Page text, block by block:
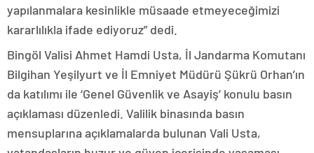
yapılanmalara kesinlikle müsaade etmeyeceğimizi
kararlılıkla ifade ediyoruz” dedi.
Bingöl Valisi Ahmet Hamdi Usta, İl Jandarma Komutanı
Bilgihan Yeşilyurt ve İl Emniyet Müdürü Şükrü Orhan’ın
da katılımı ile ‘Genel Güvenlik ve Asayiş’ konulu basın
açıklaması düzenledi. Valilik binasında basın
mensuplarına açıklamalarda bulunan Vali Usta,